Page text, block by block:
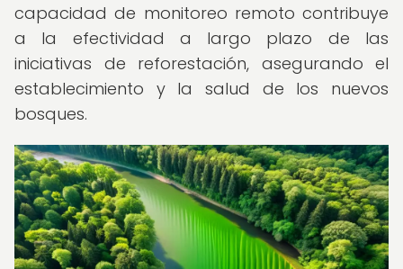
capacidad de monitoreo remoto contribuye
a la efectividad a largo plazo de las
iniciativas de reforestación, asegurando el
establecimiento y la salud de los nuevos
bosques.